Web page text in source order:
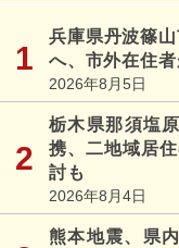
兵庫県丹波篠
へ、市外在住
2026年8月5日
栃木県那須塩
携、二地域居
討も
2026年8月4日
熊本地震、県